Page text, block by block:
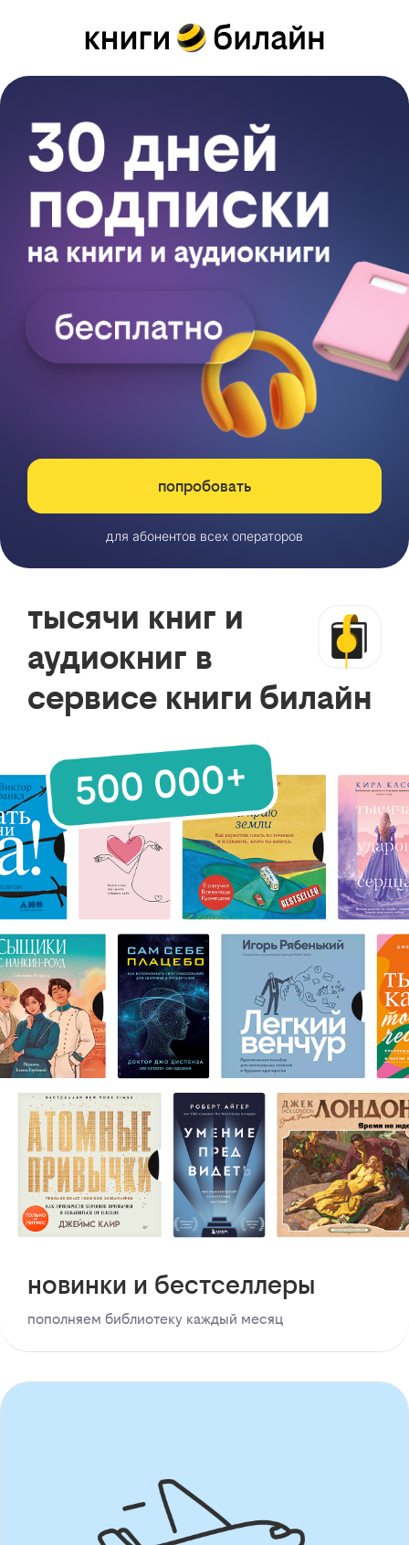
попробовать
для абонентов всех операторов
тысячи книг и
аудиокниг в
сервисе книги билайн
новинки и бестселлеры
пополняем библиотеку каждый месяц